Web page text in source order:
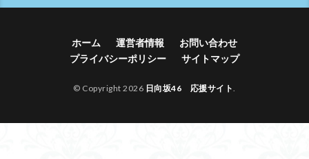
ホーム 運営者情報
お問い合わせ
プライバシーポリシー
サイトマップ
© Copyright 2026 日向坂46 応援サイト